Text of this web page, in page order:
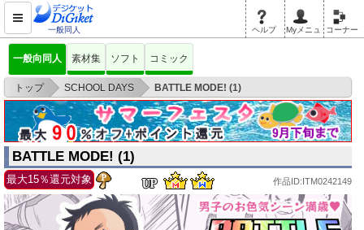
一般同人 ヘルプ Myメニュ コーナー
一般向同人 素材集 ソフト コミック
トップ > SCHOOL DAYS > BATTLE MODE! (1)
BATTLE MODE! (1)
最大15％還元対象 作品ID:ITM0242149